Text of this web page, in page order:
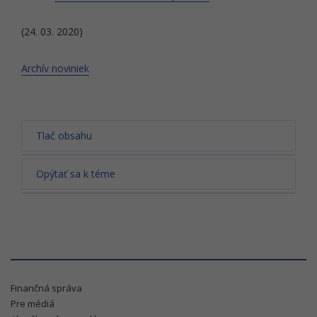
(24. 03. 2020)
Archív noviniek
Tlač obsahu
Opýtať sa k téme
Finančná správa
Pre médiá